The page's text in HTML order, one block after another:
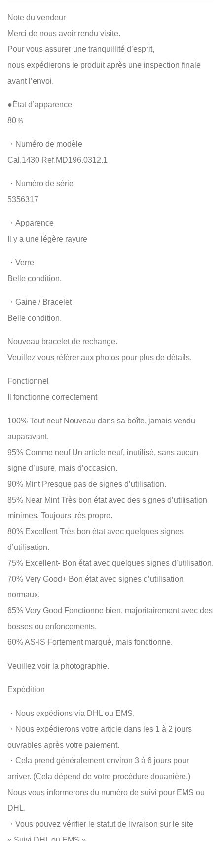
Note du vendeur
Merci de nous avoir rendu visite.
Pour vous assurer une tranquillité d’esprit,
nous expédierons le produit après une inspection finale
avant l’envoi.
●État d’apparence
80％
・Numéro de modèle
Cal.1430 Ref.MD196.0312.1
・Numéro de série
5356317
・Apparence
Il y a une légère rayure
・Verre
Belle condition.
・Gaine / Bracelet
Belle condition.
Nouveau bracelet de rechange.
Veuillez vous référer aux photos pour plus de détails.
Fonctionnel
Il fonctionne correctement
100% Tout neuf Nouveau dans sa boîte, jamais vendu
auparavant.
95% Comme neuf Un article neuf, inutilisé, sans aucun
signe d’usure, mais d’occasion.
90% Mint Presque pas de signes d’utilisation.
85% Near Mint Très bon état avec des signes d’utilisation
minimes. Toujours très propre.
80% Excellent Très bon état avec quelques signes
d’utilisation.
75% Excellent- Bon état avec quelques signes d’utilisation.
70% Very Good+ Bon état avec signes d’utilisation
normaux.
65% Very Good Fonctionne bien, majoritairement avec des
bosses ou enfoncements.
60% AS-IS Fortement marqué, mais fonctionne.
Veuillez voir la photographie.
Expédition
・Nous expédions via DHL ou EMS.
・Nous expédierons votre article dans les 1 à 2 jours
ouvrables après votre paiement.
・Cela prend généralement environ 3 à 6 jours pour
arriver. (Cela dépend de votre procédure douanière.)
Nous vous informerons du numéro de suivi pour EMS ou
DHL.
・Vous pouvez vérifier le statut de livraison sur le site